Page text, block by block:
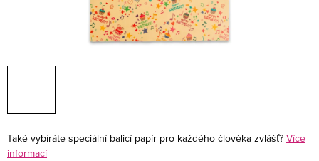
Také vybíráte speciální balicí papír pro každého člověka zvlášť? Více
informací